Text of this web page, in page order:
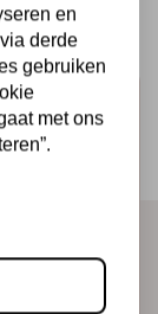
en
derde
gebruiken
met ons